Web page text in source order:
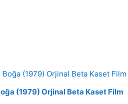
(1979) Orjinal Beta Kaset Film